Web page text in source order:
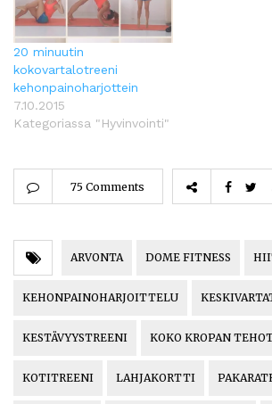
20 minuutin
kokovartalotreeni
kehonpainoharjottein
7.10.2015
Kategoriassa "Hyvinvointi"
75 Comments
ARVONTA DOME FITNESS
KEHONPAINOHARJOITTELU
KESTÄVYYSTREENI KOKO KROPAN
KOTITREENI LAHJAKORTTI